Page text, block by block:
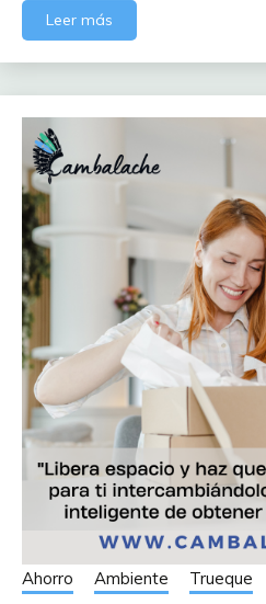
Leer más
Ahorro Ambiente Trueque